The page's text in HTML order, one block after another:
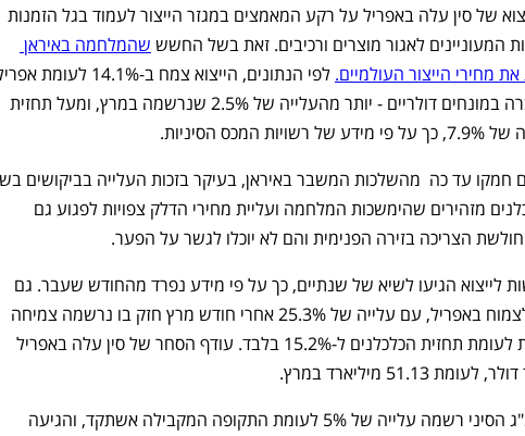
המעוניינים לאגור מוצרים ורכיבים. זאת בשל החשש
מחירי הייצור העולמיים.
המכס הסיניות.
הצריכה בזירה הפנימית והם לא יוכלו לגשר על הפער.